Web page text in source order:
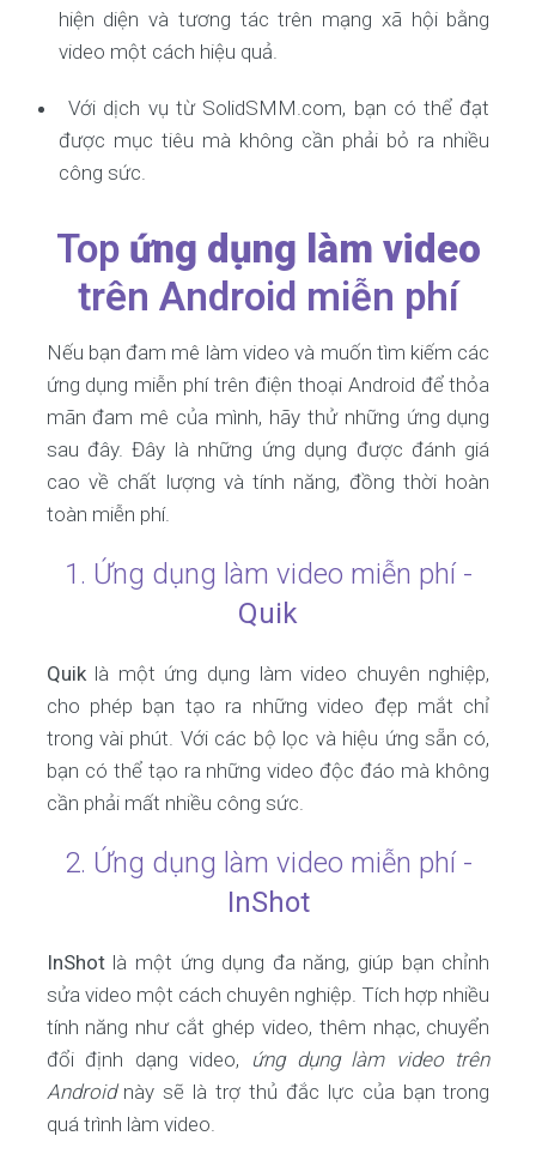
hiện diện và tương tác trên mạng xã hội bằng
video một cách hiệu quả.
Với dịch vụ từ SolidSMM.com, bạn có thể đạt
được mục tiêu mà không cần phải bỏ ra nhiều
công sức.
Top ứng dụng làm video
trên Android miễn phí
Nếu bạn đam mê làm video và muốn tìm kiếm các
ứng dụng miễn phí trên điện thoại Android để thỏa
mãn đam mê của mình, hãy thử những ứng dụng
sau đây. Đây là những ứng dụng được đánh giá
cao về chất lượng và tính năng, đồng thời hoàn
toàn miễn phí.
1. Ứng dụng làm video miễn phí -
Quik
Quiklà một ứng dụng làm video chuyên nghiệp,
cho phép bạn tạo ra những video đẹp mắt chỉ
trong vài phút. Với các bộ lọc và hiệu ứng sẵn có,
bạn có thể tạo ra những video độc đáo mà không
cần phải mất nhiều công sức.
2. Ứng dụng làm video miễn phí -
InShot
InShotlà một ứng dụng đa năng, giúp bạn chỉnh
sửa video một cách chuyên nghiệp. Tích hợp nhiều
tính năng như cắt ghép video, thêm nhạc, chuyển
đổi định dạng video, ứng dụng làm video trên
Androidnày sẽ là trợ thủ đắc lực của bạn trong
quá trình làm video.